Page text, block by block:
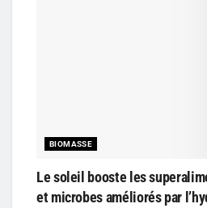
BIOMASSE
Le soleil booste les
et microbes améliorés par